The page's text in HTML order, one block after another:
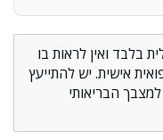
בלבד ואין לראות בו
אישית. יש להתייעץ
הבריאותי